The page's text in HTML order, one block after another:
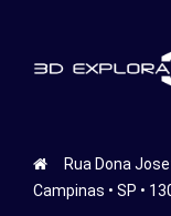
Rua Dona
Campinas • SP •